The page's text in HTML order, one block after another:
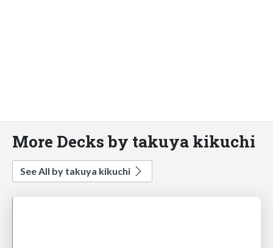
More Decks by takuya kikuchi
See All by takuya kikuchi